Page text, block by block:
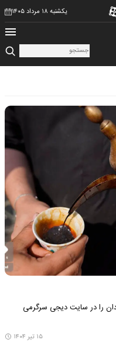
یکشنبه ۱۸ مرداد ۱۴۰۵
قهوه در آبادان را در سایت دیجی سرگرمی
۱۵ تیر ۱۴۰۴